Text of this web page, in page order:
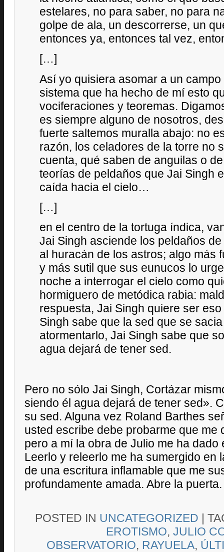
estelares, no para saber, no para
golpe de ala, un descorrerse, un
entonces ya, entonces tal vez,
[…]
Así yo quisiera asomar a un
sistema que ha hecho de mí esto
vociferaciones y teoremas.
es siempre alguno de nosotros,
fuerte saltemos muralla abajo: no
razón, los celadores de la torre no
cuenta, qué saben de anguilas o
teorías de peldaños que Jai Singh
caída hacia el cielo…
[…]
en el centro de la tortuga índica,
Jai Singh asciende los peldaños
al huracán de los astros; algo más
y más sutil que sus eunucos lo
noche a interrogar el cielo como
hormiguero de metódica rabia:
respuesta, Jai Singh quiere ser
Singh sabe que la sed que se
atormentarlo, Jai Singh sabe que
agua dejará de tener sed.
Pero no sólo Jai Singh, Cortázar
siendo él agua dejará de tener sed».
su sed. Alguna vez Roland Barthes
usted escribe debe probarme que me
pero a mí la obra de Julio me ha dado
Leerlo y releerlo me ha sumergido en
de una escritura inflamable que me
profundamente amada. Abre la
POSTED IN UNCATEGORIZED |
EROTISMO, JULIO
OBSERVATORIO, RAYUELA,